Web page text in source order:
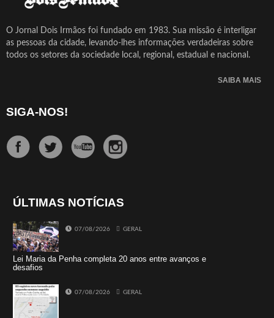
O Jornal Dois Irmãos foi fundado em 1983. Sua missão é interligar
as pessoas da cidade, levando-lhes informações verdadeiras sobre
todos os setores da sociedade local, regional, estadual e nacional.
SAIBA MAIS
SIGA-NOS!
ÚLTIMAS NOTÍCIAS
07/08/2026 GERAL
Lei Maria da Penha completa 20 anos entre avanços e
desafios
07/08/2026 GERAL